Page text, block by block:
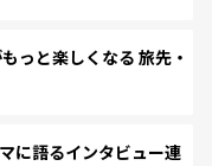
っと楽しくなる 旅先・
に語るインタビュー連